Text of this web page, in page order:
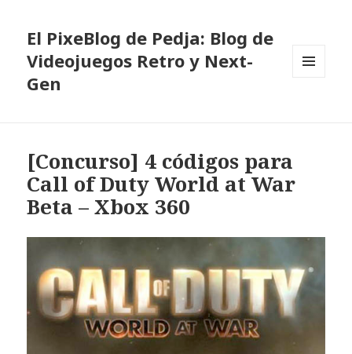
El PixeBlog de Pedja: Blog de
Videojuegos Retro y Next-
Gen
[Concurso] 4 códigos para
Call of Duty World at War
Beta – Xbox 360